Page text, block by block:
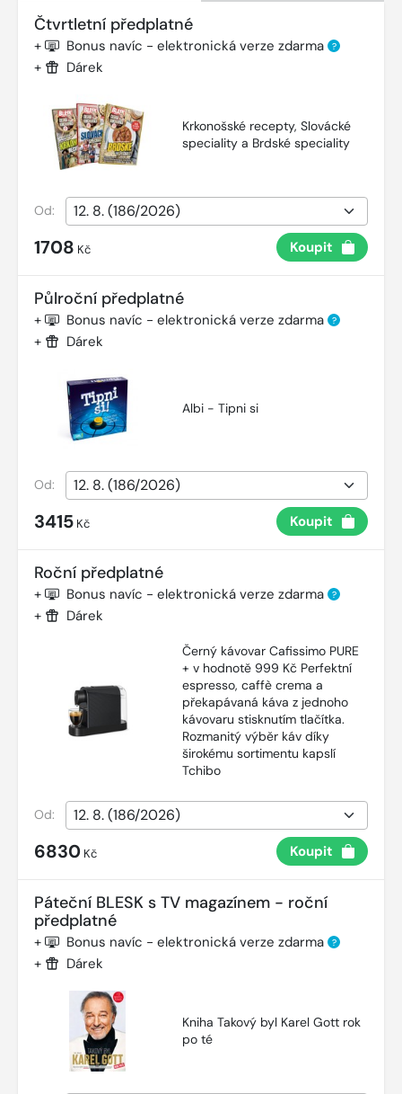
Čtvrtletní předplatné
+ Bonus navíc - elektronická verze zdarma ?
+ Dárek
Krkonošské recepty, Slovácké
speciality a Brdské speciality
Od:
1708 Kč Koupit
Půlroční předplatné
+ Bonus navíc - elektronická verze zdarma ?
+ Dárek
Albi - Tipni si
Od:
3415 Kč Koupit
Roční předplatné
+ Bonus navíc - elektronická verze zdarma ?
+ Dárek
Černý kávovar Cafissimo PURE
+ v hodnotě 999 Kč Perfektní
espresso, caffè crema a
překapávaná káva z jednoho
kávovaru stisknutím tlačítka.
Rozmanitý výběr káv díky
širokému sortimentu kapslí
Tchibo
Od:
6830 Kč Koupit
Páteční BLESK s TV magazínem - roční
předplatné
+ Bonus navíc - elektronická verze zdarma ?
+ Dárek
Kniha Takový byl Karel Gott rok
po té